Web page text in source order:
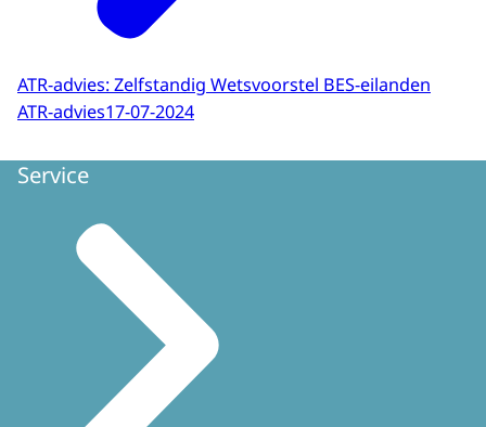
ATR-advies: Zelfstandig Wetsvoorstel BES-eilanden
ATR-advies17-07-2024
Service